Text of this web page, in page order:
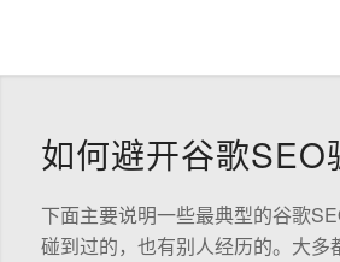
如何避开谷歌SEO
下面主要说明一些最典型的谷歌
碰到过的，也有别人经历的。大多